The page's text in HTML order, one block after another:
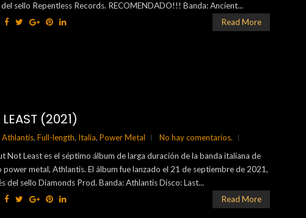
sello Repentless Records. RECOMENDADO!!! Banda: Ancient...
Read More
(2021)
Athlantis, Full-length, Italia, Power Metal
No hay comentarios.
Not Least es el séptimo álbum de larga duración de la banda italiana de
power metal, Athlantis. El álbum fue lanzado el 21 de septiembre de 2021,
del sello Diamonds Prod. Banda: Athlantis Disco: Last...
Read More